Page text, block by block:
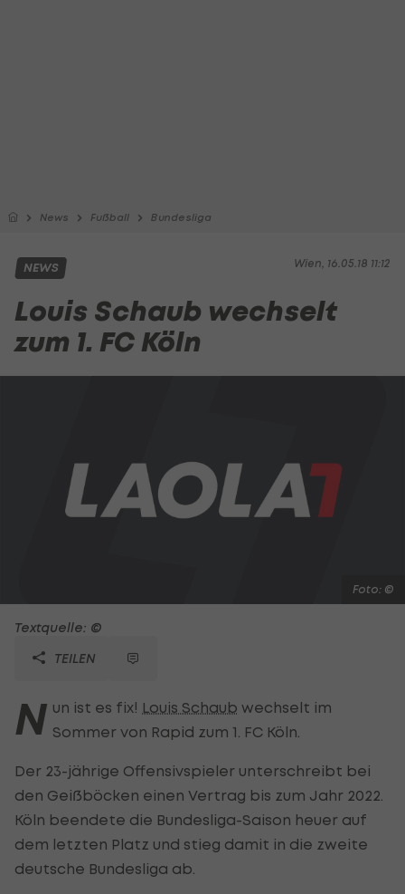
News Fußball Bundesliga
Wien, 16.05.18 11:12
NEWS
Louis Schaub wechselt
zum 1. FC Köln
Foto: ©
Textquelle: ©
TEILEN
N un ist es fix! Louis Schaub wechselt im
Sommer von Rapid zum 1. FC Köln.
Der 23-jährige Offensivspieler unterschreibt bei
den Geißböcken einen Vertrag bis zum Jahr 2022.
Köln beendete die Bundesliga-Saison heuer auf
dem letzten Platz und stieg damit in die zweite
deutsche Bundesliga ab.